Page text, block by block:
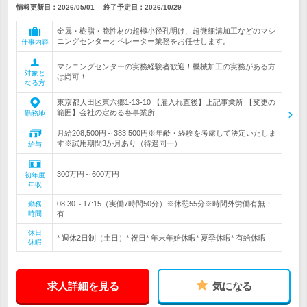
情報更新日：2026/05/01 終了予定日： 2026/10/29
仕事内容
金属・樹脂・脆性材の超極小径孔明け、超微細溝加工などのマシ
ニングセンターオペレーター業務をお任せします。
対象と
なる方
マシニングセンターの実務経験者歓迎！機械加工の実務がある方
は尚可！
勤務地
東京都大田区東六郷1-13-10 【雇入れ直後】上記事業所 【変更の
範囲】会社の定める各事業所
給与
月給208,500円～383,500円※年齢・経験を考慮して決定いたしま
す※試用期間3か月あり（待遇同一）
初年度
年収
300万円～600万円
勤務
時間
08:30～17:15（実働7時間50分）※休憩55分※時間外労働有無：
有
休日
休暇
* 週休2日制（土日）* 祝日* 年末年始休暇* 夏季休暇* 有給休暇
求人詳細を見る 気になる